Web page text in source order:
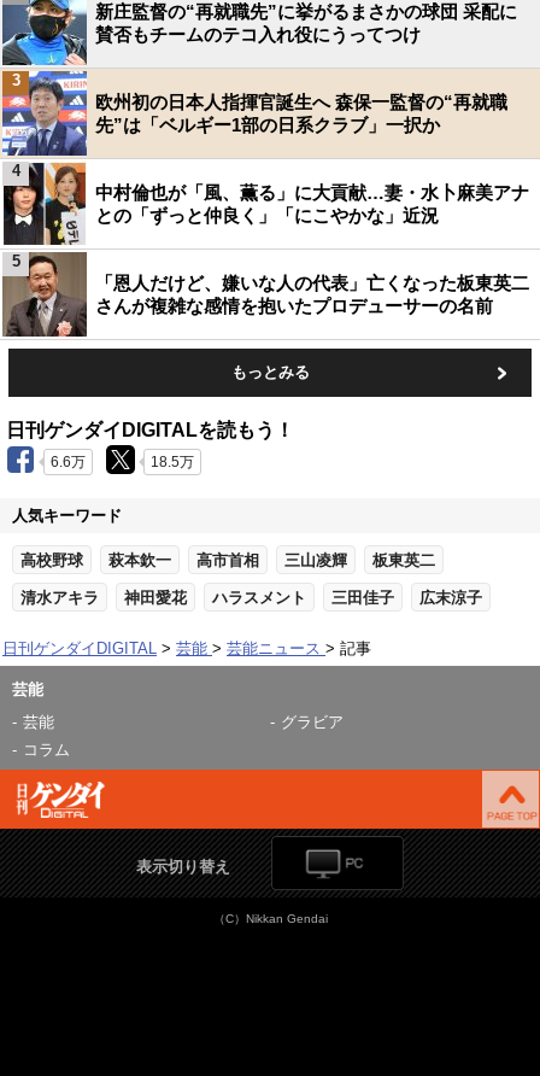
新庄監督の“再就職先”に挙がるまさかの球団 采配に
賛否もチームのテコ入れ役にうってつけ
欧州初の日本人指揮官誕生へ 森保一監督の“再就職
先”は「ベルギー1部の日系クラブ」一択か
3
中村倫也が「風、薫る」に大貢献…妻・水卜麻美アナ
との「ずっと仲良く」「にこやかな」近況
4
「恩人だけど、嫌いな人の代表」亡くなった板東英二
さんが複雑な感情を抱いたプロデューサーの名前
5
もっとみる
日刊ゲンダイDIGITALを読もう！
6.6万 18.5万
人気キーワード
高校野球 萩本欽一 高市首相 三山凌輝 板東英二
清水アキラ 神田愛花 ハラスメント 三田佳子 広末涼子
日刊ゲンダイDIGITAL 芸能 芸能ニュース 記事
芸能
芸能
グラビア
コラム
表示切り替え
（C）Nikkan Gendai